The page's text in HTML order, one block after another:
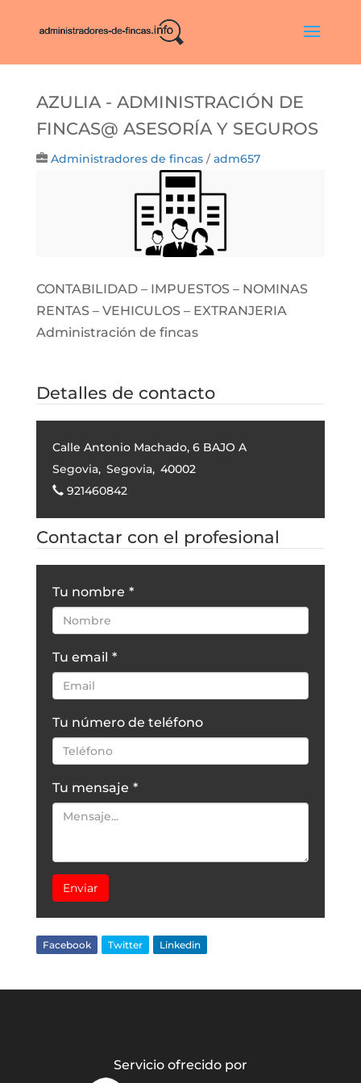
AZULIA - Administración De
Fincas@ Asesoría Y Seguros
Administradores de fincas/ adm657
CONTABILIDAD – IMPUESTOS – NOMINAS
RENTAS – VEHICULOS – EXTRANJERIA
Administración de fincas
Detalles de contacto
Calle Antonio Machado, 6 BAJO A
Segovia, Segovia, 40002
921460842
Contactar con el profesional
Tu nombre *
Tu email *
Tu número de teléfono
Tu mensaje *
Enviar
Facebook Twitter Linkedin
Servicio ofrecido por